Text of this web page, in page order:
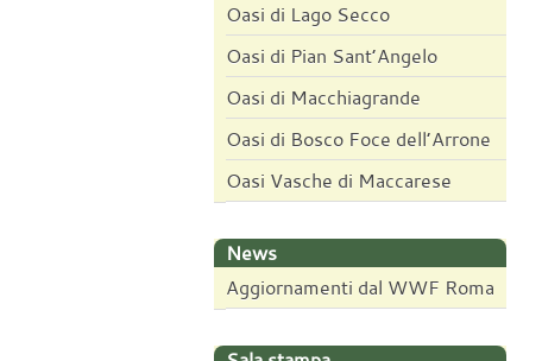
Oasi di Lago Secco
Oasi di Pian Sant’Angelo
Oasi di Macchiagrande
Oasi di Bosco Foce dell’Arrone
Oasi Vasche di Maccarese
News
Aggiornamenti dal WWF Roma